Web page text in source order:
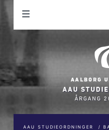
AAU
ÅRGANG
AAU STUDIEORDNINGER /